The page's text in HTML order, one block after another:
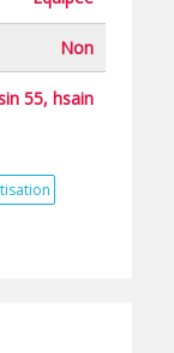
Non
55, hsain